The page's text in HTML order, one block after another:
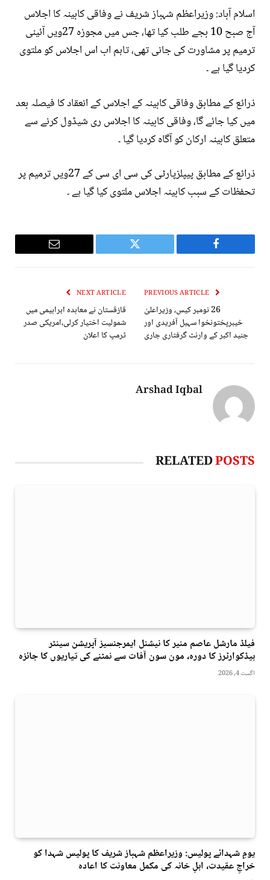
اسلام آباد: وزیراعظم شہباز شریف نے وفاقی کابینہ کا اجلاس
آج صبح 10 بجے طلب کیا تھا، جس میں مجوزہ 27ویں آئینی
ترمیم پر مشاورت کی جانی تھی، تاہم اب اس اجلاس کو ملتوی
کردیا گیا ہے ۔
ذرائع کے مطابق وفاقی کابینہ کے اجلاس کے انعقاد کا فیصلہ بعد
میں کیا جائے گا، وفاقی کابینہ کا اجلاس ری شیڈول کرنے سے
متعلق کابینہ ارکان کو آگاہ کردیا گیا ۔
ذرائع کے مطابق پیپلزپارٹی کی سی ای سی کے 27ویں ترمیم پر
تحفظات کے سبب کابینہ اجلاس ملتوی کیا گیا ہے ۔
Facebook
Twitter
Email
26 نومبر کیس، وزیراعلیٰ
خیبرپختونخوا سہیل آفریدی اور
جنید اکبر کے وارنٹ گرفتاری جاری
NEXT ARTICLE
قازقستان نے معاہدہ ابراہیمی میں
شمولیت اختیار کرلی،امریکی صدر
ٹرمپ کا اعلان
Arshad Iqbal
RELATEDPOSTS
فیلڈ مارشل عاصم منیر کا نیشنل ایمرجنسیز آپریشن سینٹر
ہیڈکوارٹرز کا دورہ، مون سون آفات سے نمٹنے کی تیاریوں کا جائزہ
اگست 4, 2026
یومِ شہدائے پولیس: وزیراعظم شہباز شریف کا پولیس شہدا کو
خراجِ عقیدت، اہلِ خانہ کی مکمل معاونت کا اعادہ